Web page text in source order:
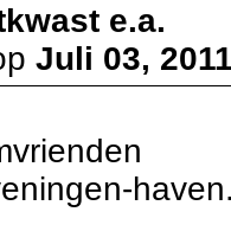
e.a.
Juli 03,